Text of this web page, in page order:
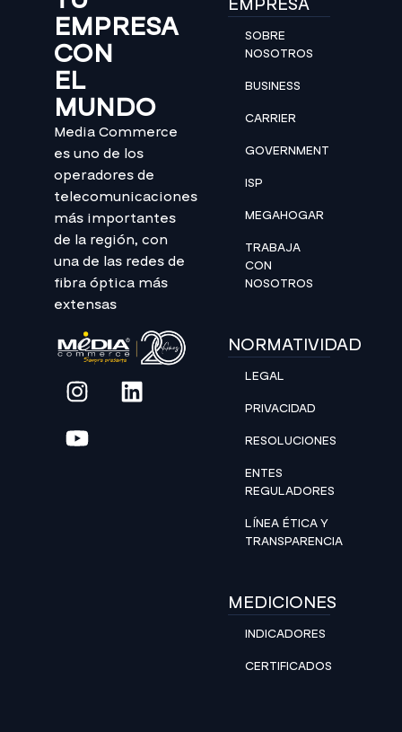
EMPRESA
CON
EL
MUNDO
Media Commerce
es uno de los
operadores de
telecomunicaciones
más importantes
de la región, con
una de las redes de
fibra óptica más
extensas
SOBRE
NOSOTROS
BUSINESS
CARRIER
GOVERNMENT
ISP
MEGAHOGAR
TRABAJA
CON
NOSOTROS
NORMATIVIDAD
LEGAL
PRIVACIDAD
RESOLUCIONES
ENTES
REGULADORES
LÍNEA ÉTICA Y
TRANSPARENCIA
MEDICIONES
INDICADORES
CERTIFICADOS